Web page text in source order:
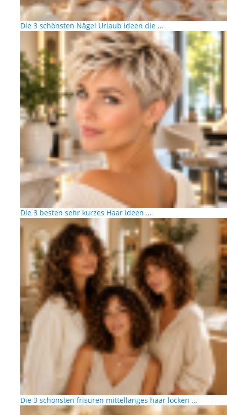
Die 3 schönsten Nägel Urlaub Ideen die …
Die 3 besten sehr kurzes Haar Ideen …
Die 3 schönsten frisuren mittellanges haar locken …